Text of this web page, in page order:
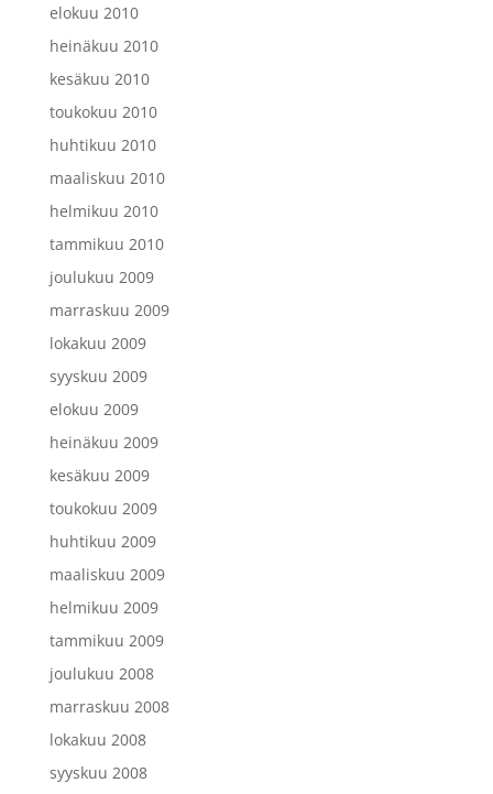
elokuu 2010
heinäkuu 2010
kesäkuu 2010
toukokuu 2010
huhtikuu 2010
maaliskuu 2010
helmikuu 2010
tammikuu 2010
joulukuu 2009
marraskuu 2009
lokakuu 2009
syyskuu 2009
elokuu 2009
heinäkuu 2009
kesäkuu 2009
toukokuu 2009
huhtikuu 2009
maaliskuu 2009
helmikuu 2009
tammikuu 2009
joulukuu 2008
marraskuu 2008
lokakuu 2008
syyskuu 2008